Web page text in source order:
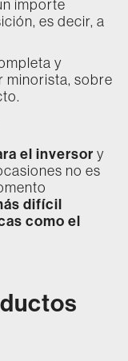
importe
es decir, a
y
minorista, sobre
el inversor y
no es
difícil
como el